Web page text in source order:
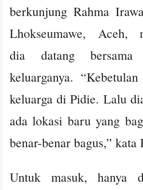
berkunjung Rahma
Lhokseumawe, Aceh,
dia datang
keluarganya.
keluarga di Pidie. Lalu
ada lokasi baru yang
benar-benar bagus,” kata
Untuk masuk, hanya